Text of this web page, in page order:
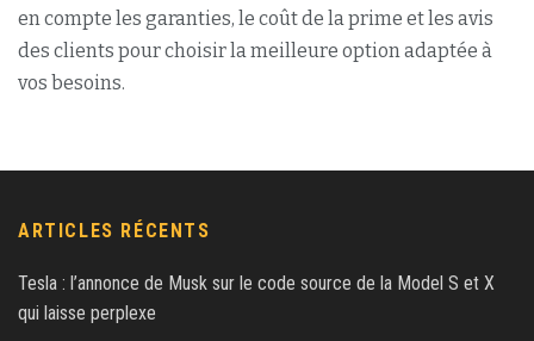
en compte les garanties, le coût de la prime et les avis
des clients pour choisir la meilleure option adaptée à
vos besoins.
ARTICLES RÉCENTS
Tesla : l’annonce de Musk sur le code source de la Model S et X
qui laisse perplexe